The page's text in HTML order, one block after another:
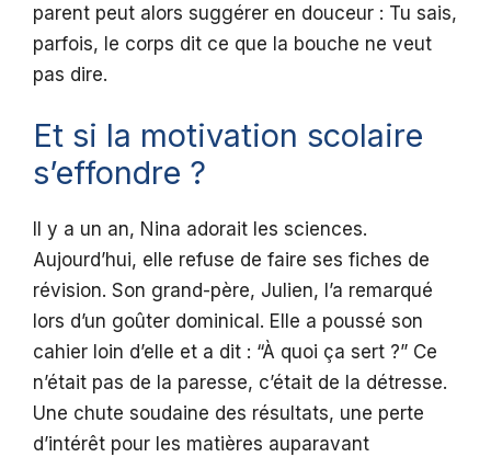
parent peut alors suggérer en douceur : Tu sais,
parfois, le corps dit ce que la bouche ne veut
pas dire.
Et si la motivation scolaire
s’effondre ?
Il y a un an, Nina adorait les sciences.
Aujourd’hui, elle refuse de faire ses fiches de
révision. Son grand-père, Julien, l’a remarqué
lors d’un goûter dominical. Elle a poussé son
cahier loin d’elle et a dit : “À quoi ça sert ?” Ce
n’était pas de la paresse, c’était de la détresse.
Une chute soudaine des résultats, une perte
d’intérêt pour les matières auparavant